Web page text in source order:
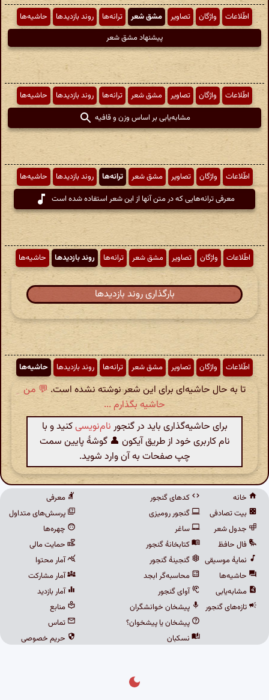
اطّلاعات واژگان تصاویر مشق شعر ترانه‌ها روند بازدیدها
حاشیه‌ها
پیشنهاد مشق شعر
اطّلاعات واژگان تصاویر مشق شعر ترانه‌ها روند بازدیدها
حاشیه‌ها
مشابه‌یابی بر اساس وزن و قافیه
اطّلاعات واژگان تصاویر مشق شعر ترانه‌ها روند بازدیدها
حاشیه‌ها
معرفی ترانه‌هایی که در متن آنها از این شعر استفاده شده است
اطّلاعات واژگان تصاویر مشق شعر ترانه‌ها روند بازدیدها حاشیه‌ها
بارگذاری روند بازدیدها
اطّلاعات واژگان تصاویر مشق شعر ترانه‌ها روند بازدیدها حاشیه‌ها
تا به حال حاشیه‌ای برای این شعر نوشته نشده است. 💬 من
حاشیه بگذارم ...
برای حاشیه‌گذاری باید در گنجور نام‌نویسیکنید و با
نام کاربری خود از طریق آیکون 👤 گوشهٔ پایین سمت
چپ صفحات به آن وارد شوید.
خانه
بیت تصادفی
جدول شعر
فال حافظ
نمایهٔ موسیقی
حاشیه‌ها
مشابه‌یابی
تازه‌های گنجور
کدهای گنجور
گنجور رومیزی
ساغر
کتابخانهٔ گنجور
گنجینهٔ گنجور
محاسبه‌گر ابجد
آوای گنجور
پیشخان خوانشگران
پیشخان یا پیشخوان؟
نسکبان
معرفی
پرسش‌های متداول
چهره‌ها
حمایت مالی
آمار محتوا
آمار مشارکت
آمار بازدید
منابع
تماس
حریم خصوصی